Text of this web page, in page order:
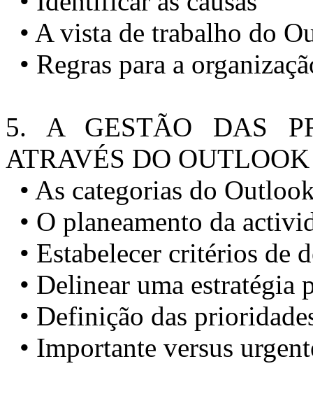
• A vista de trabalho do
• Regras para a
5. A GESTÃO DAS
ATRAVÉS DO OUTLOOK
• As categorias do
• O planeamento da
• Estabelecer critérios de
• Delinear uma estratégia
• Definição das
• Importante versus